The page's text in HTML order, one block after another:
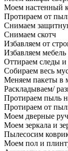
Моем настенный
Протираем от
Снимаем
Снимаем скотч
Избавляем от
Избавляем
Оттираем следы и
Собираем весь
Меняем пакеты в
Раскладываем/
Протираем пыль
Протираем от
Моем дверные
Моем зеркала и
Пылесосим
Моем пол и